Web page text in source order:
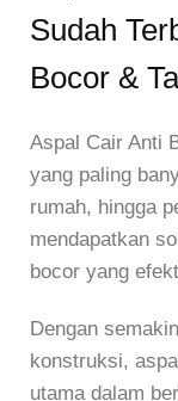
Sudah
Bocor &
Aspal Cair Anti
yang paling
rumah, hingga
mendapatkan
bocor yang
Dengan
konstruksi,
utama dalam